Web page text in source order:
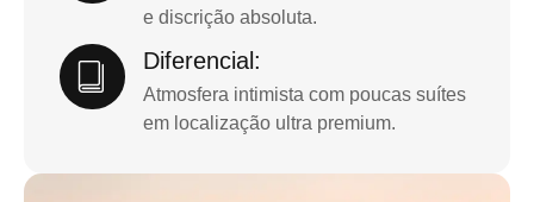
e discrição absoluta.
Diferencial:
Atmosfera intimista com poucas suítes
em localização ultra premium.